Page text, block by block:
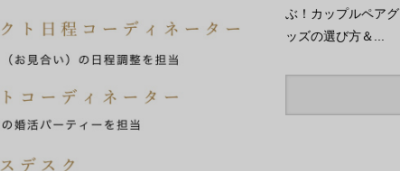
ぶ！カップルペアグ
ッズの選び方＆...